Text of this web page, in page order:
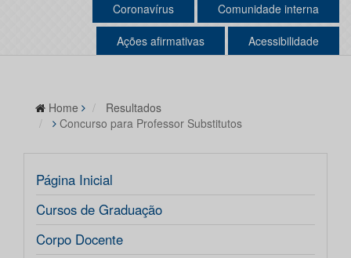
Coronavírus Comunidade interna
Ações afirmativas Acessibilidade
Home
Resultados
Concurso para Professor Substitutos
Página Inicial
Cursos de Graduação
Corpo Docente